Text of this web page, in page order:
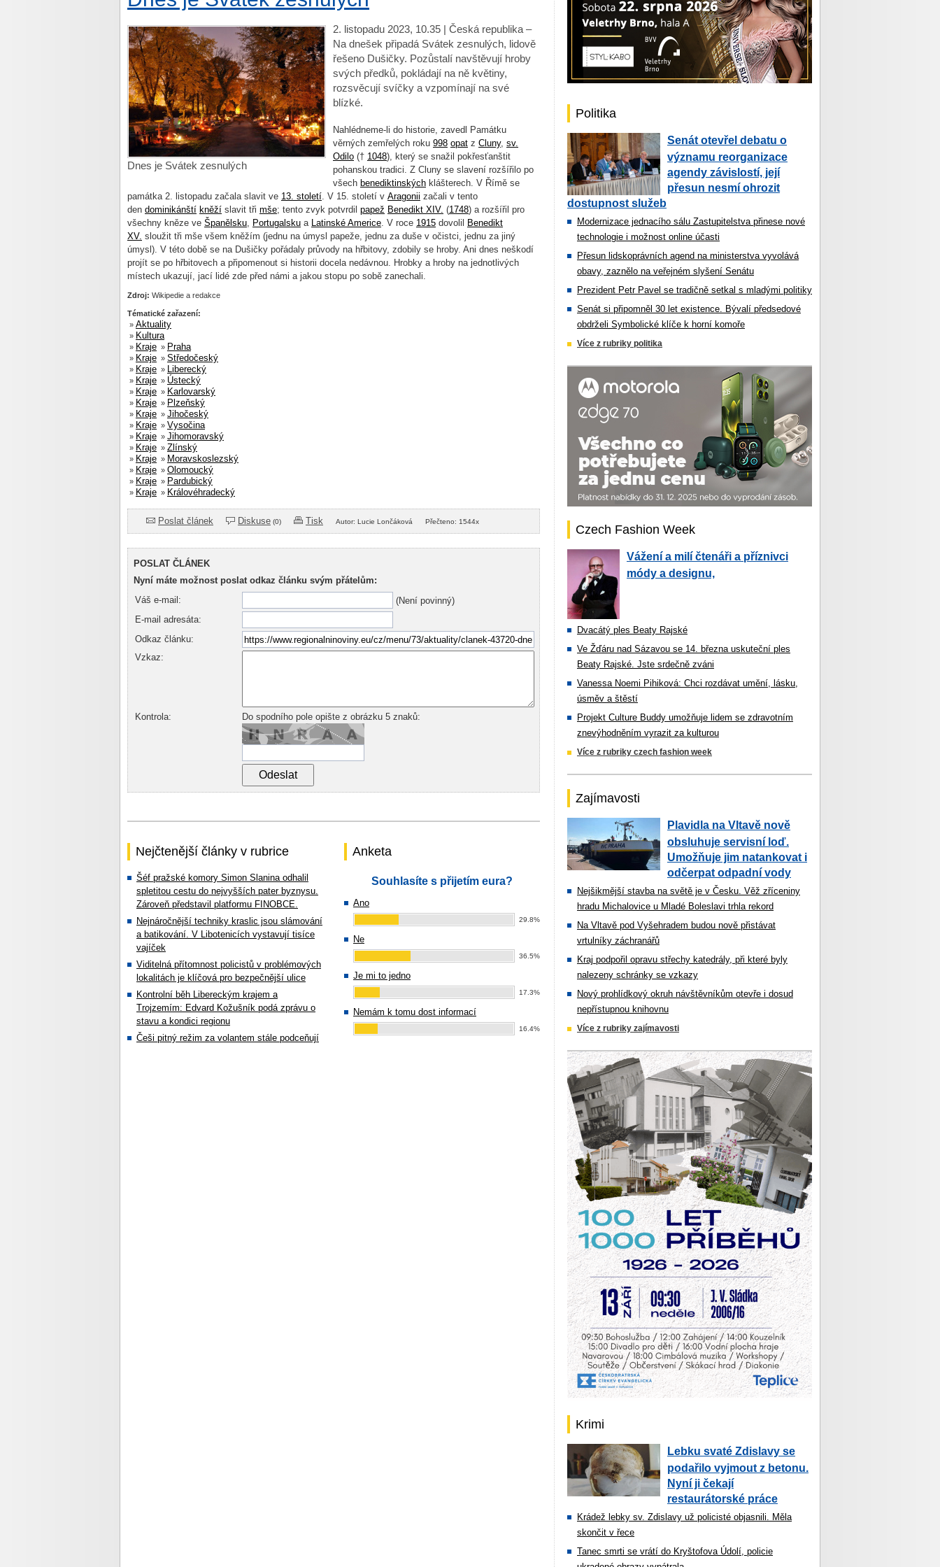
Dnes je Svátek zesnulých
2. listopadu 2023, 10.35 | Česká republika –
Na dnešek připadá Svátek zesnulých, lidově
řešeno Dušičky. Pozůstalí navštěvují hroby
svých předků, pokládají na ně květiny,
rozsvěcují svíčky a vzpomínají na své
blízké.
Nahlédneme-li do historie, zavedl Památku
věrných zemřelých roku 998 opat z Cluny, sv.
Odilo († 1048), který se snažil pokřesťanštit
pohanskou tradici. Z Cluny se slavení rozšířilo po
všech benediktinských klášterech. V Římě se
památka 2. listopadu začala slavit ve 13. století. V 15. století v Aragonii začali v tento
den dominikánští kněží slavit tři mše; tento zvyk potvrdil papež Benedikt XIV. (1748) a rozšířil pro
všechny kněze ve Španělsku, Portugalsku a Latinské Americe. V roce 1915 dovolil
Benedikt
XV. sloužit tři mše všem kněžím (jednu na úmysl papeže, jednu za duše v očistci, jednu za jiný
úmysl). V této době se na Dušičky pořádaly průvody na hřbitovy, zdobily se hroby. Ani dnes neškodí
projít se po hřbitovech a připomenout si historii docela nedávnou. Hrobky a hroby na jednotlivých
místech ukazují, jací lidé zde před námi a jakou stopu po sobě zanechali.
Zdroj: Wikipedie a redakce
Tématické zařazení:
» Aktuality
» Kultura
» Kraje » Praha
» Kraje » Středočeský
» Kraje » Liberecký
» Kraje » Ústecký
» Kraje » Karlovarský
» Kraje » Plzeňský
» Kraje » Jihočeský
» Kraje » Vysočina
» Kraje » Jihomoravský
» Kraje » Zlínský
» Kraje » Moravskoslezský
» Kraje » Olomoucký
» Kraje » Pardubický
» Kraje » Královéhradecký
Poslat článek Diskuse (0) Tisk Autor: Lucie Lončáková Přečteno: 1544x
POSLAT ČLÁNEK
Nyní máte možnost poslat odkaz článku svým přátelům:
Váš e-mail:
(Není povinný)
E-mail adresáta:
Odkaz článku:
Vzkaz:
Kontrola: Do spodního pole opište z obrázku 5 znaků:
Nejčtenější články v rubrice
Šéf pražské komory Simon Slanina odhalil
spletitou cestu do nejvyšších pater byznysu.
Zároveň představil platformu FINOBCE.
Nejnáročnější techniky kraslic jsou slámování
a batikování. V Libotenicích vystavují tisíce
vajíček
Viditelná přítomnost policistů v problémových
lokalitách je klíčová pro bezpečnější ulice
Kontrolní běh Libereckým krajem a
Trojzemím: Edvard Kožušník podá zprávu o
stavu a kondici regionu
Češi pitný režim za volantem stále podceňují
Anketa
Souhlasíte s přijetím eura?
Ano
29.8%
Ne
36.5%
Je mi to jedno
17.3%
Nemám k tomu dost informací
16.4%
Politika
Senát otevřel debatu o
významu reorganizace
agendy závislostí, její
přesun nesmí ohrozit
dostupnost služeb
Modernizace jednacího sálu Zastupitelstva přinese nové
technologie i možnost online účasti
Přesun lidskoprávních agend na ministerstva vyvolává
obavy, zaznělo na veřejném slyšení Senátu
Prezident Petr Pavel se tradičně setkal s mladými politiky
Senát si připomněl 30 let existence. Bývalí předsedové
obdrželi Symbolické klíče k horní komoře
Více z rubriky politika
Czech Fashion Week
Vážení a milí čtenáři a příznivci
módy a designu,
Dvacátý ples Beaty Rajské
Ve Žďáru nad Sázavou se 14. března uskuteční ples
Beaty Rajské. Jste srdečně zváni
Vanessa Noemi Pihiková: Chci rozdávat umění, lásku,
úsměv a štěstí
Projekt Culture Buddy umožňuje lidem se zdravotním
znevýhodněním vyrazit za kulturou
Více z rubriky czech fashion week
Zajímavosti
Plavidla na Vltavě nově
obsluhuje servisní loď.
Umožňuje jim natankovat i
odčerpat odpadní vody
Nejšikmější stavba na světě je v Česku. Věž zříceniny
hradu Michalovice u Mladé Boleslavi trhla rekord
Na Vltavě pod Vyšehradem budou nově přistávat
vrtulníky záchranářů
Kraj podpořil opravu střechy katedrály, při které byly
nalezeny schránky se vzkazy
Nový prohlídkový okruh návštěvníkům otevře i dosud
nepřístupnou knihovnu
Více z rubriky zajímavosti
Krimi
Lebku svaté Zdislavy se
podařilo vyjmout z betonu.
Nyní ji čekají
restaurátorské práce
Krádež lebky sv. Zdislavy už policisté objasnili. Měla
skončit v řece
Tanec smrti se vrátí do Kryštofova Údolí, policie